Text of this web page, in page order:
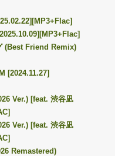
(Best Friend Remix)
[2024.11.27]
Ver.) [feat. 渋谷凪
Ver.) [feat. 渋谷凪
Remastered)